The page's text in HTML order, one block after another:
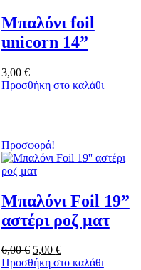
Μπαλόνι foil
unicorn 14”
3,00 €
Προσθήκη στο καλάθι
Προσφορά!
Μπαλόνι Foil 19”
αστέρι ροζ ματ
6,00€ Original
price
5,00 €Η
τρέχουσα
Προσθήκη στο καλάθι